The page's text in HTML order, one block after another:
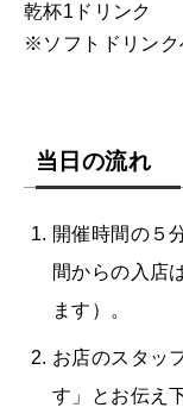
乾杯1ドリンク
※ソフトドリンク
当日の流れ
開催時間の５
間からの入店
ます）。
お店のスタッ
す」とお伝え